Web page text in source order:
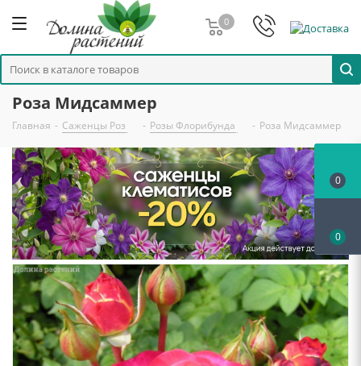
0
Роза Мидсаммер
Главная - Саженцы Роз - Розы Флорибунда - Роза Мидсаммер
0
0